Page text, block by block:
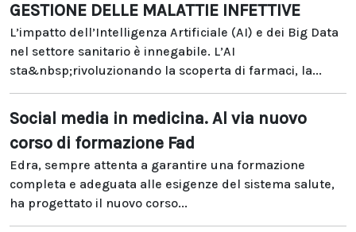
GESTIONE DELLE MALATTIE INFETTIVE
L’impatto dell’Intelligenza Artificiale (AI) e dei Big Data
nel settore sanitario è innegabile. L’AI
sta&nbsp;rivoluzionando la scoperta di farmaci, la...
Social media in medicina. Al via nuovo
corso di formazione Fad
Edra, sempre attenta a garantire una formazione
completa e adeguata alle esigenze del sistema salute,
ha progettato il nuovo corso...